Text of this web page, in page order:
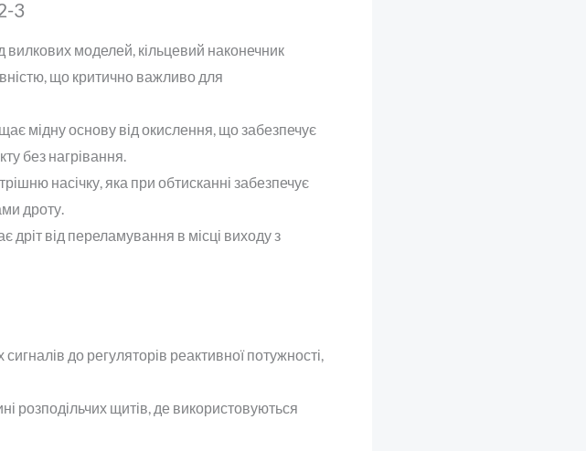
3
вилкових моделей, кільцевий наконечник
що критично важливо для
мідну основу від окислення, що забезпечує
без нагрівання.
насічку, яка при обтисканні забезпечує
дроту.
від переламування в місці виходу з
до регуляторів реактивної потужності,
розподільчих щитів, де використовуються